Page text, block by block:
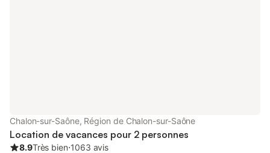
Chalon-sur-Saône, Région de Chalon-sur-Saône
Location de vacances pour 2 personnes
8.9Très bien⋅1063 avis